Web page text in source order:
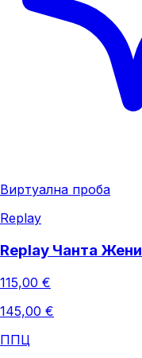
Виртуална проба
Replay
Replay Чанта Жени
115,00 €
145,00 €
ППЦ